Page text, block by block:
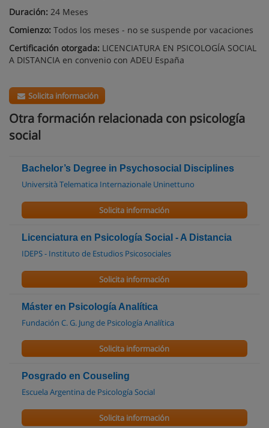
Duración: 24 Meses
Comienzo: Todos los meses - no se suspende por vacaciones
Certificación otorgada: LICENCIATURA EN PSICOLOGÍA SOCIAL
A DISTANCIA en convenio con ADEU España
Solicita información
Otra formación relacionada con psicología
social
Bachelor’s Degree in Psychosocial Disciplines
Università Telematica Internazionale Uninettuno
Solicita información
Licenciatura en Psicología Social - A Distancia
IDEPS - Instituto de Estudios Psicosociales
Solicita información
Máster en Psicología Analítica
Fundación C. G. Jung de Psicología Analítica
Solicita información
Posgrado en Couseling
Escuela Argentina de Psicología Social
Solicita información